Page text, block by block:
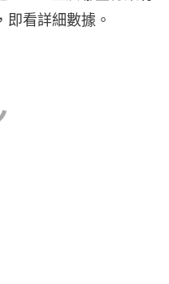
看詳細數據。